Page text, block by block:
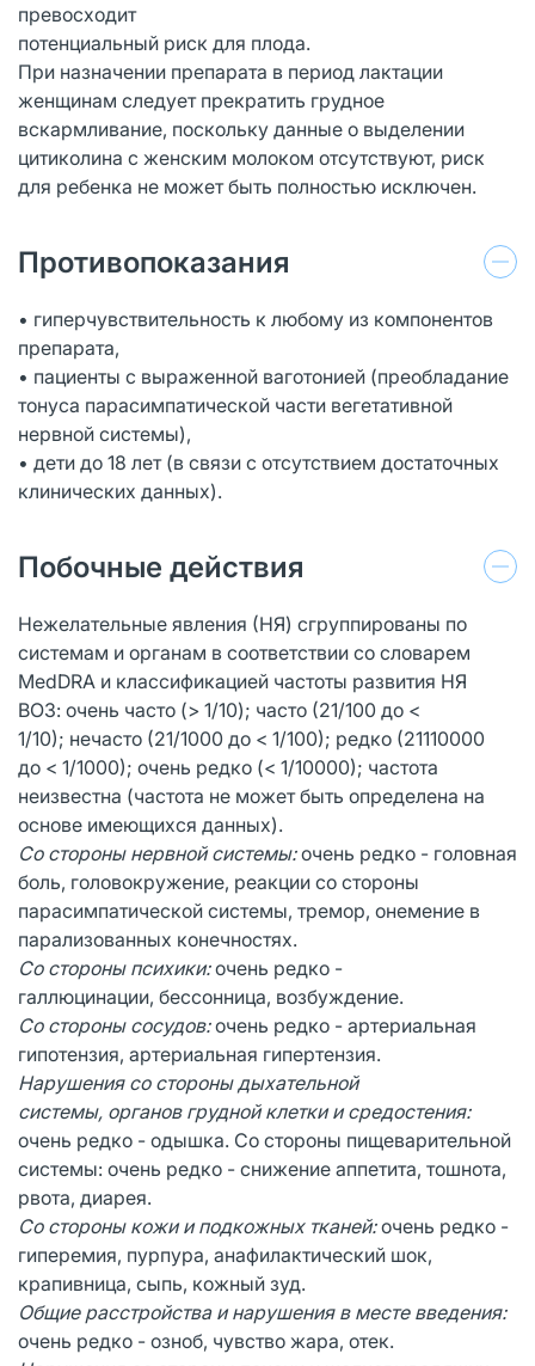
превосходит
потенциальный риск для плода.
При назначении препарата в период лактации
женщинам следует прекратить грудное
вскармливание, поскольку данные о выделении
цитиколина с женским молоком отсутствуют, риск
для ребенка не может быть полностью исключен.
Противопоказания
• гиперчувствительность к любому из компонентов
препарата,
• пациенты с выраженной ваготонией (преобладание
тонуса парасимпатической части вегетативной
нервной системы),
• дети до 18 лет (в связи с отсутствием достаточных
клинических данных).
Побочные действия
Нежелательные явления (НЯ) сгруппированы по
системам и органам в соответствии со словарем
MedDRA и классификацией частоты развития НЯ
ВОЗ: очень часто (> 1/10); часто (21/100 до <
1/10); нечасто (21/1000 до < 1/100); редко (21110000
до < 1/1000); очень редко (< 1/10000); частота
неизвестна (частота не может быть определена на
основе имеющихся данных).
Со стороны нервной системы:очень редко - головная
боль, головокружение, реакции со стороны
парасимпатической системы, тремор, онемение в
парализованных конечностях.
Со стороны психики:очень редко -
галлюцинации, бессонница, возбуждение.
Со стороны сосудов:очень редко - артериальная
гипотензия, артериальная гипертензия.
Нарушения со стороны дыхательной
системы, органов грудной клетки и средостения:
очень редко - одышка. Со стороны пищеварительной
системы: очень редко - снижение аппетита, тошнота,
рвота, диарея.
Со стороны кожи и подкожных тканей:очень редко -
гиперемия, пурпура, анафилактический шок,
крапивница, сыпь, кожный зуд.
Общие расстройства и нарушения в месте введения:
очень редко - озноб, чувство жара, отек.